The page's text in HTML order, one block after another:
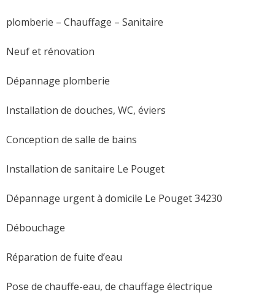
plomberie – Chauffage – Sanitaire
Neuf et rénovation
Dépannage plomberie
Installation de douches, WC, éviers
Conception de salle de bains
Installation de sanitaire Le Pouget
Dépannage urgent à domicile Le Pouget 34230
Débouchage
Réparation de fuite d’eau
Pose de chauffe-eau, de chauffage électrique